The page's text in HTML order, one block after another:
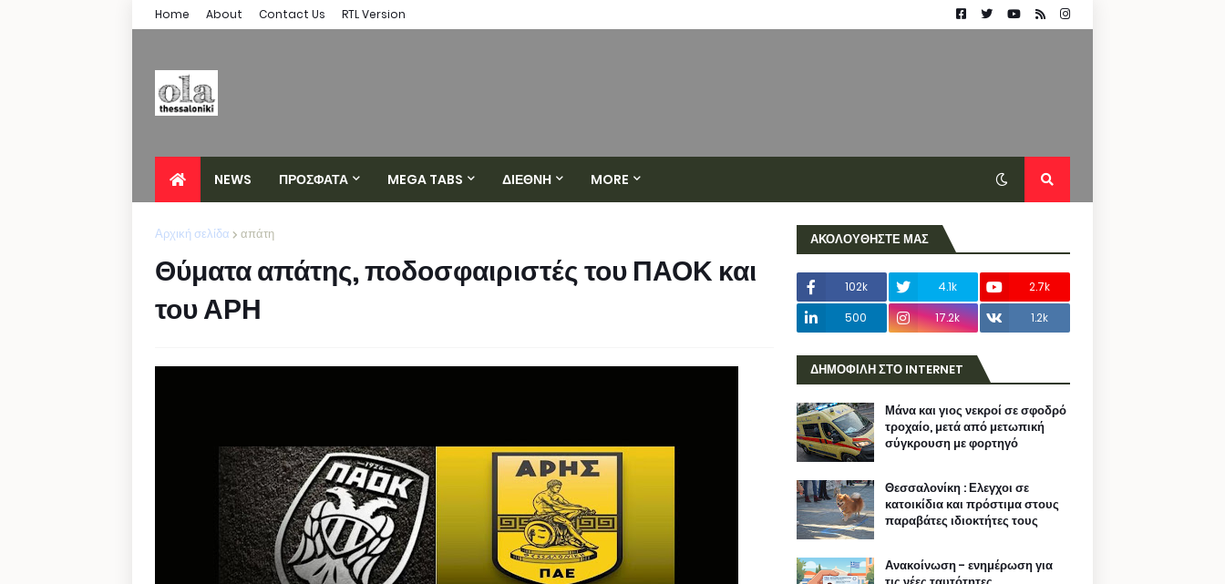
Home About Contact Us RTL Version
NEWS ΠΡΟΣΦΑΤΑ MEGA TABS ΔΙΕΘΝΗ MORE
Αρχική σελίδα απάτη
Θύματα απάτης, ποδοσφαιριστές του ΠΑΟΚ και
του ΑΡΗ
ΑΚΟΛΟΥΘΗΣΤΕ ΜΑΣ
102k 4.1k
2.7k
500
17.2k 1.2k
ΔΗΜΟΦΙΛΗ ΣΤΟ INTERNET
Μάνα και γιος νεκροί σε σφοδρό
τροχαίο, μετά από μετωπική
σύγκρουση με φορτηγό
Θεσσαλονίκη : Ελεγχοι σε
κατοικίδια και πρόστιμα στους
παραβάτες ιδιοκτήτες τους
Ανακοίνωση - ενημέρωση για